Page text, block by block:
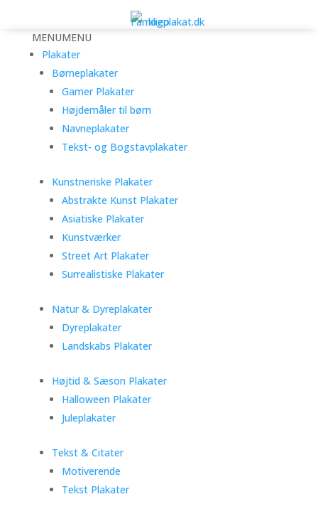
MENUMENU
Plakater
Børneplakater
Gamer Plakater
Højdemåler til børn
Navneplakater
Tekst- og Bogstavplakater
Kunstneriske Plakater
Abstrakte Kunst Plakater
Asiatiske Plakater
Kunstværker
Street Art Plakater
Surrealistiske Plakater
Natur & Dyreplakater
Dyreplakater
Landskabs Plakater
Højtid & Sæson Plakater
Halloween Plakater
Juleplakater
Tekst & Citater
Motiverende
Tekst Plakater